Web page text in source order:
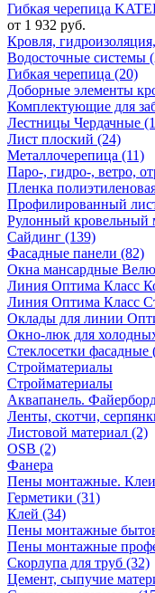
Гибкая черепица
от 1 932 руб.
Кровля,
Водосточные системы
Гибкая черепица (20)
Доборные элементы
Комплектующие для
Лестницы Чердачные
Лист плоский (24)
Металлочерепица (11)
Паро-, гидро-, ветро,
Пленка
Профилированный
Рулонный кровельный
Сайдинг (139)
Фасадные панели (82)
Окна мансардные
Линия Оптима Класс
Линия Оптима Класс
Оклады для линии
Окно-люк для
Стеклосетки фасадные
Стройматериалы
Стройматериалы
Аквапанель.
Ленты, скотчи,
Листовой материал (2)
OSB (2)
Фанера
Пены монтажные.
Герметики (31)
Клей (34)
Пены монтажные
Пены монтажные
Скорлупа для труб (32)
Цемент, сыпучие